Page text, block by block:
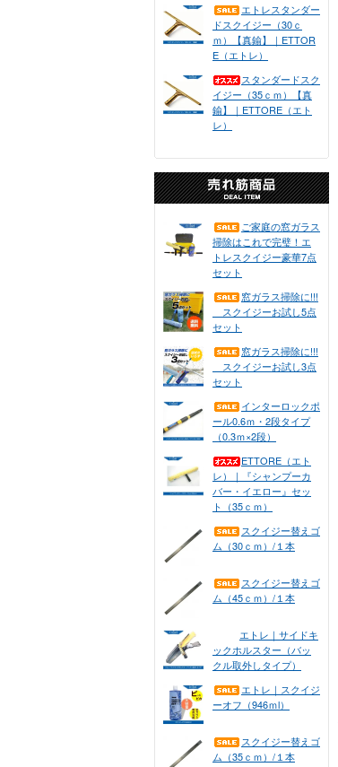
エトレスタンダー
ドスクイジー（30ｃ
ｍ）【真鍮】｜ETTOR
E（エトレ）
スタンダードスク
イジー（35ｃｍ）【真
鍮】｜ETTORE（エト
レ）
ご家庭の窓ガラス
掃除はこれで完璧！エ
トレスクイジー豪華7点
セット
窓ガラス掃除に!!!
スクイジーお試し5点
セット
窓ガラス掃除に!!!
スクイジーお試し3点
セット
インターロックポ
ール0.6ｍ・2段タイプ
（0.3ｍ×2段）
ETTORE（エト
レ）｜『シャンプーカ
バー・イエロー』セッ
ト（35ｃｍ）
スクイジー替えゴ
ム（30ｃｍ）/１本
スクイジー替えゴ
ム（45ｃｍ）/１本
エトレ｜サイドキ
ックホルスター（バッ
クル取外しタイプ）
エトレ｜スクイジ
ーオフ（946ｍl）
スクイジー替えゴ
ム（35ｃｍ）/１本